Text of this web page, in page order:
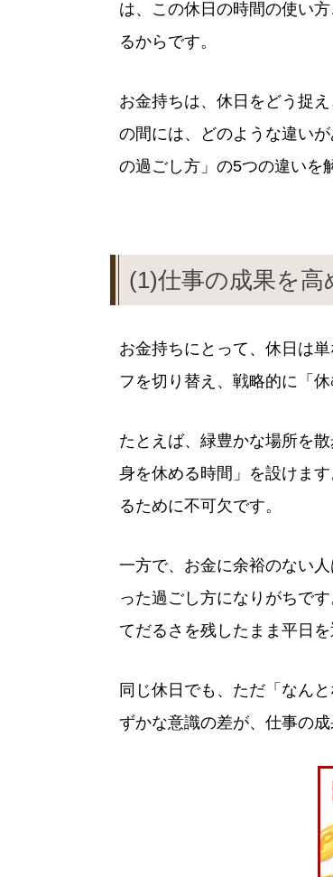
は、この休日の時間の使い
るからです。
お金持ちは、休日をどう捉
の間には、どのような違い
の過ごし方」の5つの違いを
(1)仕事の成果を高
お金持ちにとって、休日は
フを切り替え、戦略的に「
たとえば、緑豊かな場所を
身を休める時間」を設けま
るために不可欠です。
一方で、お金に余裕のない
った過ごし方になりがちで
てだるさを残したまま平日
同じ休日でも、ただ「なん
ずかな意識の差が、仕事の